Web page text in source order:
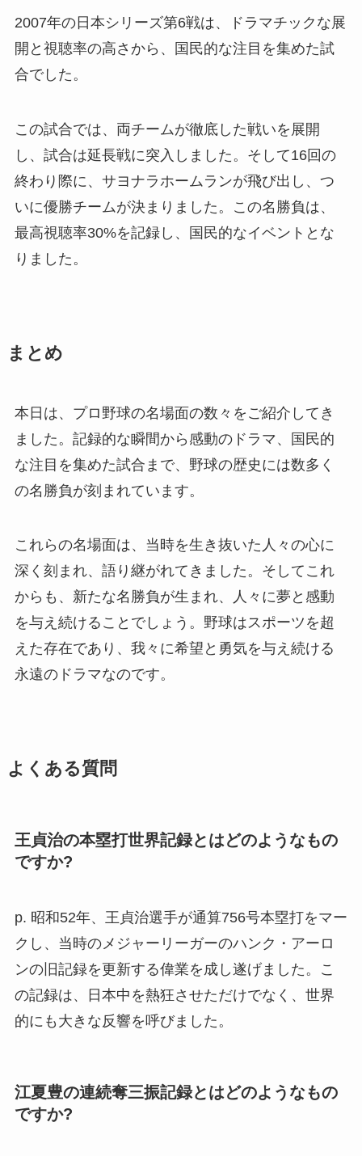
2007年の日本シリーズ第6戦は、ドラマチックな展
開と視聴率の高さから、国民的な注目を集めた試
合でした。
この試合では、両チームが徹底した戦いを展開
し、試合は延長戦に突入しました。そして16回の
終わり際に、サヨナラホームランが飛び出し、つ
いに優勝チームが決まりました。この名勝負は、
最高視聴率30%を記録し、国民的なイベントとな
りました。
まとめ
本日は、プロ野球の名場面の数々をご紹介してき
ました。記録的な瞬間から感動のドラマ、国民的
な注目を集めた試合まで、野球の歴史には数多く
の名勝負が刻まれています。
これらの名場面は、当時を生き抜いた人々の心に
深く刻まれ、語り継がれてきました。そしてこれ
からも、新たな名勝負が生まれ、人々に夢と感動
を与え続けることでしょう。野球はスポーツを超
えた存在であり、我々に希望と勇気を与え続ける
永遠のドラマなのです。
よくある質問
王貞治の本塁打世界記録とはどのようなもの
ですか?
p. 昭和52年、王貞治選手が通算756号本塁打をマー
クし、当時のメジャーリーガーのハンク・アーロ
ンの旧記録を更新する偉業を成し遂げました。こ
の記録は、日本中を熱狂させただけでなく、世界
的にも大きな反響を呼びました。
江夏豊の連続奪三振記録とはどのようなもの
ですか?